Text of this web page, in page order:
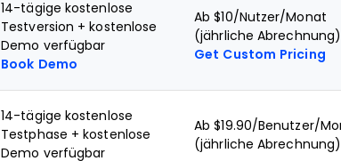
14-tägige kostenlose
Testversion + kostenlose
Demo verfügbar
Book Demo
Ab $10/Nutzer/Monat
(jährliche Abrechnung)
Get Custom Pricing
14-tägige kostenlose
Testphase + kostenlose
Demo verfügbar
Ab $19.90/Benutzer/
(jährliche Abrechnung)